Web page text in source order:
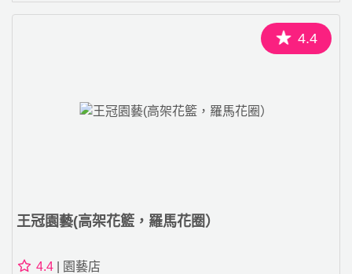
4.4
王冠園藝(高架花籃，羅馬花圈）
4.4 | 園藝店